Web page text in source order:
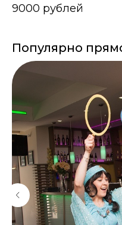
9000 рублей
Популярно